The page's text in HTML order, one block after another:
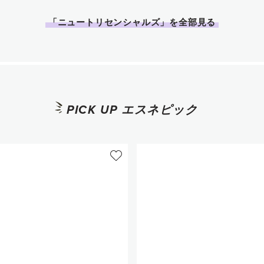
カートに追加 カートに追加
「ニュートリセンシャルズ」を全部見る
PICK UP エスネピック